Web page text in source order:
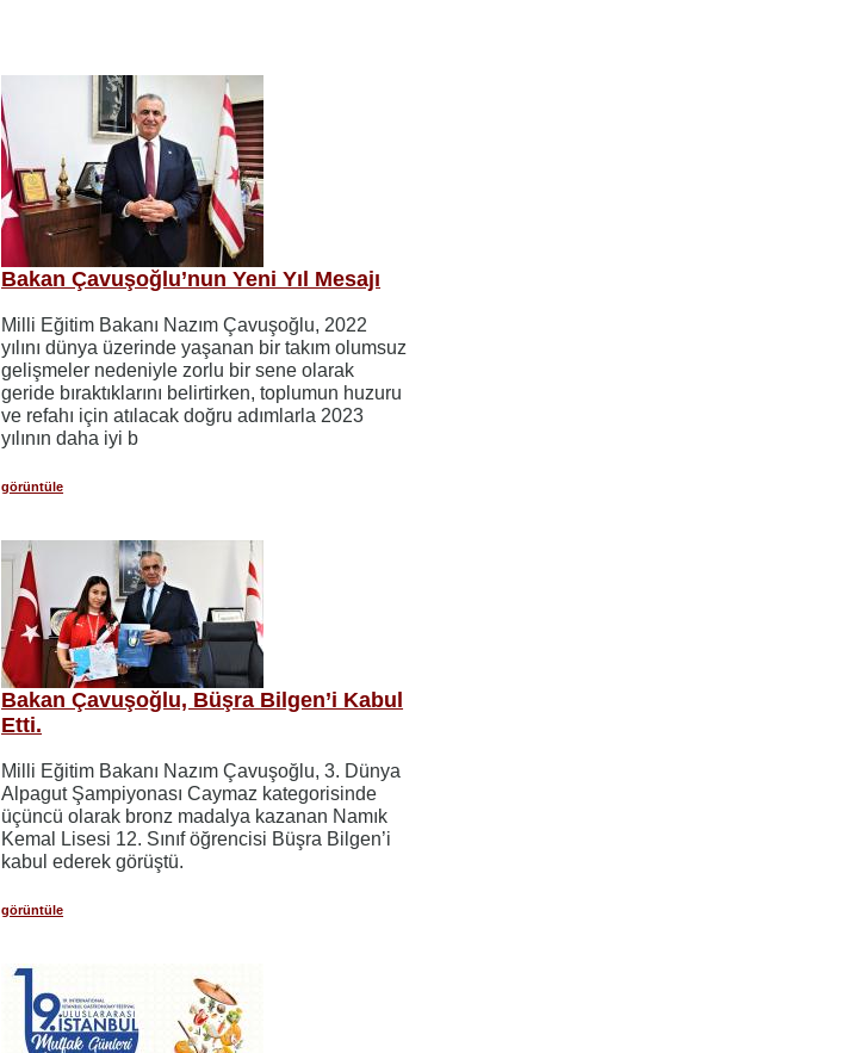
Bakan Çavuşoğlu’nun Yeni Yıl Mesajı
Milli Eğitim Bakanı Nazım Çavuşoğlu, 2022
yılını dünya üzerinde yaşanan bir takım olumsuz
gelişmeler nedeniyle zorlu bir sene olarak
geride bıraktıklarını belirtirken, toplumun huzuru
ve refahı için atılacak doğru adımlarla 2023
yılının daha iyi b
görüntüle
Bakan Çavuşoğlu, Büşra Bilgen’i Kabul
Etti.
Milli Eğitim Bakanı Nazım Çavuşoğlu, 3. Dünya
Alpagut Şampiyonası Caymaz kategorisinde
üçüncü olarak bronz madalya kazanan Namık
Kemal Lisesi 12. Sınıf öğrencisi Büşra Bilgen’i
kabul ederek görüştü.
görüntüle